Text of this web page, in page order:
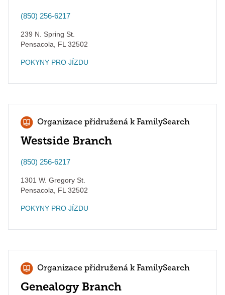
(850) 256-6217
239 N. Spring St.
Pensacola
FL 32502
POKYNY PRO JÍZDU
Organizace přidružená k FamilySearch
Westside Branch
(850) 256-6217
1301 W. Gregory St.
Pensacola
FL 32502
POKYNY PRO JÍZDU
Organizace přidružená k FamilySearch
Genealogy Branch